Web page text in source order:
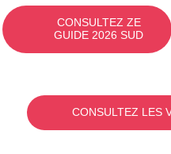
CONSULTEZ ZE
GUIDE 2026 SUD
CONSULTEZ LES